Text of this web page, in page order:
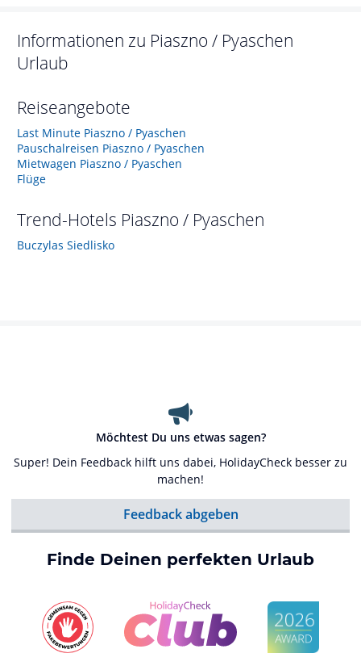
Informationen zu Piaszno / Pyaschen
Urlaub
Reiseangebote
Last Minute Piaszno / Pyaschen
Pauschalreisen Piaszno / Pyaschen
Mietwagen Piaszno / Pyaschen
Flüge
Trend-Hotels Piaszno / Pyaschen
Buczylas Siedlisko
Möchtest Du uns etwas sagen?
Super! Dein Feedback hilft uns dabei, HolidayCheck besser zu
machen!
Feedback abgeben
Finde Deinen perfekten Urlaub